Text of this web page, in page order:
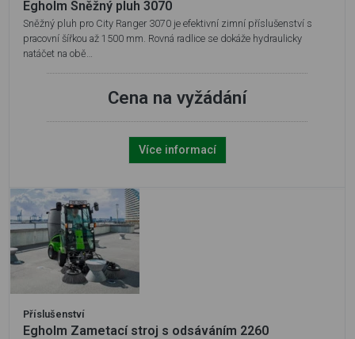
Egholm Sněžný pluh 3070
Sněžný pluh pro City Ranger 3070 je efektivní zimní příslušenství s
pracovní šířkou až 1500 mm. Rovná radlice se dokáže hydraulicky
natáčet na obě…
Cena na vyžádání
Více informací
Příslušenství
Egholm Zametací stroj s odsáváním 2260